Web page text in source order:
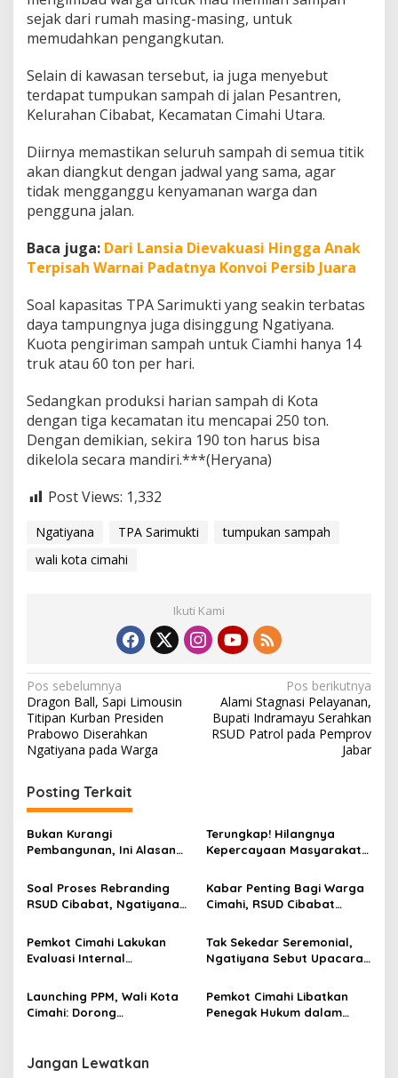
g
a
m
a
n
sejak dari rumah masing-masing, untuk
memudahkan pengangkutan.
Selain di kawasan tersebut, ia juga menyebut
terdapat tumpukan sampah di jalan Pesantren,
Kelurahan Cibabat, Kecamatan Cimahi Utara.
Diirnya memastikan seluruh sampah di semua titik
akan diangkut dengan jadwal yang sama, agar
tidak mengganggu kenyamanan warga dan
pengguna jalan.
Baca juga: Dari Lansia Dievakuasi Hingga Anak
Terpisah Warnai Padatnya Konvoi Persib Juara
Soal kapasitas TPA Sarimukti yang seakin terbatas
daya tampungnya juga disinggung Ngatiyana.
Kuota pengiriman sampah untuk Ciamhi hanya 14
truk atau 60 ton per hari.
Sedangkan produksi harian sampah di Kota
dengan tiga kecamatan itu mencapai 250 ton.
Dengan demikian, sekira 190 ton harus bisa
dikelola secara mandiri.***(Heryana)
Post Views: 1,332
Ngatiyana TPA Sarimukti
tumpukan sampah
wali kota cimahi
Ikuti Kami
N
a
v
g
a
s
p
o
s
Pos sebelumnya
Dragon Ball, Sapi Limousin
Titipan Kurban Presiden
Prabowo Diserahkan
Ngatiyana pada Warga
Pos berikutnya
Alami Stagnasi Pelayanan,
Bupati Indramayu Serahkan
RSUD Patrol pada Pemprov
Jabar
Posting Terkait
Bukan Kurangi
Pembangunan, Ini Alasan
Pengurangan Belanja
Daerah
Terungkap! Hilangnya
Kepercayaan Masyarakat
Rebranding RSUD Cibabat
Soal Proses Rebranding
RSUD Cibabat, Ngatiyana
Perlu Persetujuan DPRD
Kabar Penting Bagi Warga
Cimahi, RSUD Cibabat
Mulya
Pemkot Cimahi Lakukan
Evaluasi Internal
Birokrasi, Diskominfo Raih
Nilai Tertinggi
Tak Sekedar Seremonial,
Ngatiyana Sebut Upacara
Penghormatan pada
Pejuang Otda
Launching PPM, Wali Kota
Cimahi: Dorong
Masyarakat
Pemkot Cimahi Libatkan
Penegak Hukum dalam
Jangan Lewatkan